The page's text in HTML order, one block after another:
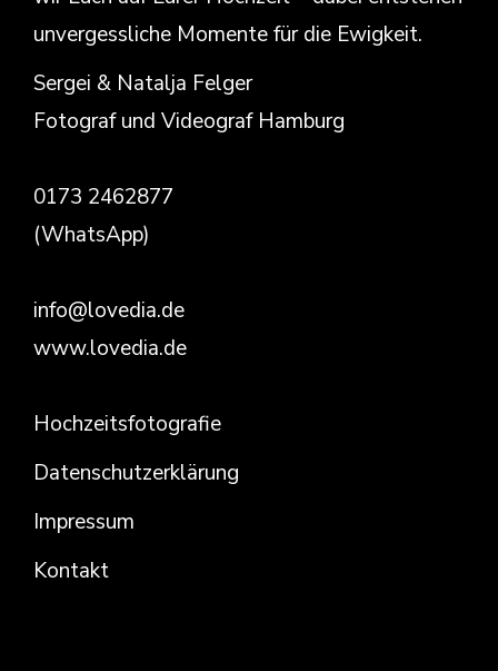
unvergessliche Momente für die Ewigkeit.
Sergei & Natalja Felger
Fotograf und Videograf Hamburg
0173 2462877
(WhatsApp)
info@lovedia.de
www.lovedia.de
Hochzeitsfotografie
Datenschutzerklärung
Impressum
Kontakt